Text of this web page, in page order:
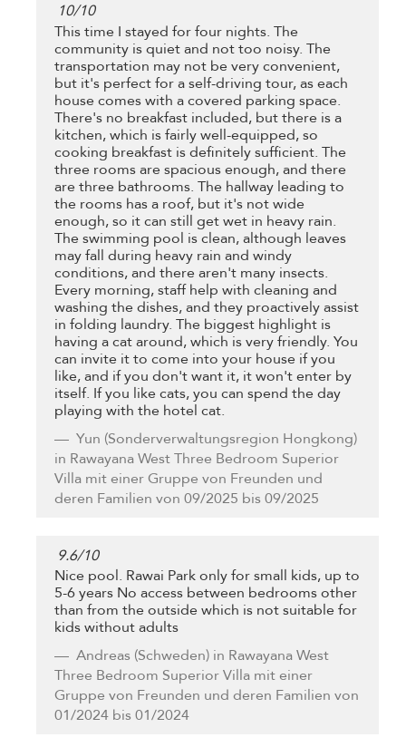
10/10
This time I stayed for four nights. The
community is quiet and not too noisy. The
transportation may not be very convenient,
but it's perfect for a self-driving tour, as each
house comes with a covered parking space.
There's no breakfast included, but there is a
kitchen, which is fairly well-equipped, so
cooking breakfast is definitely sufficient. The
three rooms are spacious enough, and there
are three bathrooms. The hallway leading to
the rooms has a roof, but it's not wide
enough, so it can still get wet in heavy rain.
The swimming pool is clean, although leaves
may fall during heavy rain and windy
conditions, and there aren't many insects.
Every morning, staff help with cleaning and
washing the dishes, and they proactively assist
in folding laundry. The biggest highlight is
having a cat around, which is very friendly. You
can invite it to come into your house if you
like, and if you don't want it, it won't enter by
itself. If you like cats, you can spend the day
playing with the hotel cat.
Yun (Sonderverwaltungsregion Hongkong)
in Rawayana West Three Bedroom Superior
Villa mit einer Gruppe von Freunden und
deren Familien von 09/2025 bis 09/2025
9.6/10
Nice pool. Rawai Park only for small kids, up to
5-6 years No access between bedrooms other
than from the outside which is not suitable for
kids without adults
Andreas (Schweden) in Rawayana West
Three Bedroom Superior Villa mit einer
Gruppe von Freunden und deren Familien von
01/2024 bis 01/2024